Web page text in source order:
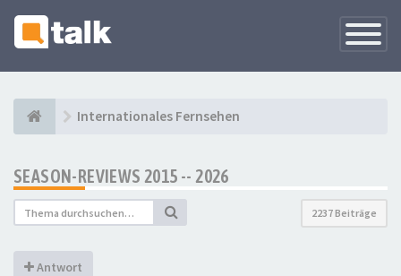
Internationales Fernsehen
SEASON-REVIEWS 2015 -- 2026
2237 Beiträge
Antwort